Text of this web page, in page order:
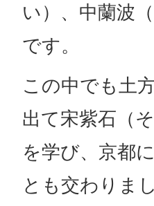
い）、中蘭波
です。
この中でも土
出て宋紫石（
を学び、京都
とも交わりま